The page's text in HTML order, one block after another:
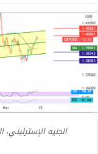
الجنيه الإسترليني،